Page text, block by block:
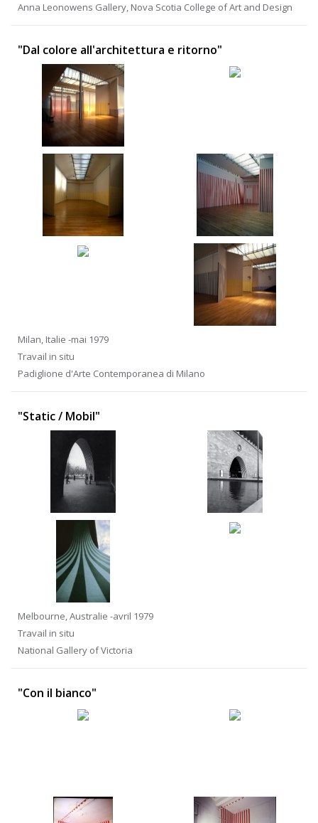
Anna Leonowens Gallery, Nova Scotia College of Art and Design
"Dal colore all'architettura e ritorno"
Milan, Italie -mai 1979
Travail in situ
Padiglione d'Arte Contemporanea di Milano
"Static / Mobil"
Melbourne, Australie -avril 1979
Travail in situ
National Gallery of Victoria
"Con il bianco"